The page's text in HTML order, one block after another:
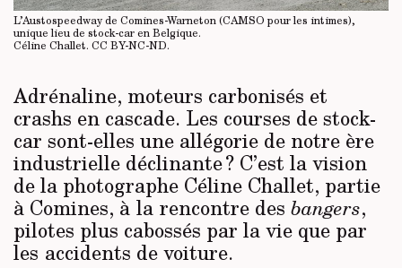
L’Austospeedway de Comines-Warneton (CAMSO pour les intimes),
unique lieu de stock-car en Belgique.
Céline Challet. CC BY-NC-ND.
Adrénaline, moteurs carbonisés et
crashs en cascade. Les courses de stock-
car sont-elles une allégorie de notre ère
industrielle déclinante ? C’est la vision
de la photographe Céline Challet, partie
à Comines, à la rencontre des bangers,
pilotes plus cabossés par la vie que par
les accidents de voiture.